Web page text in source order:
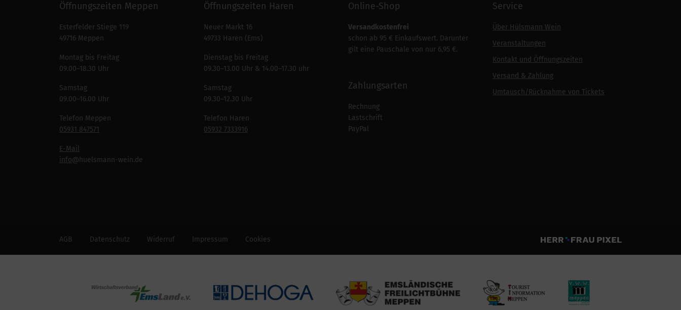
Öffnungszeiten Meppen
Esterfelder Stiege 119
49716 Meppen
Montag bis Freitag
09.00–18.30 Uhr
Samstag
09.00–16.00 Uhr
Telefon Meppen
05931 847571
E-Mail
info@huelsmann-wein.de
Öffnungszeiten Haren
Neuer Markt 16
49733 Haren (Ems)
Dienstag bis Freitag
09.30–13.00 Uhr & 14.00–17.30 uhr
Samstag
09.30–12.30 Uhr
Telefon Haren
05932 7333916
Online-Shop
Versandkostenfrei
schon ab 95 € Einkaufswert. Darunter
gilt eine Pauschale von nur 6,95 €.
Zahlungsarten
Rechnung
Lastschrift
PayPal
Service
Über Hülsmann Wein
Veranstaltungen
Kontakt und Öffnungszeiten
Versand & Zahlung
Umtausch/Rücknahme von Tickets
AGB Datenschutz Widerruf Impressum Cookies